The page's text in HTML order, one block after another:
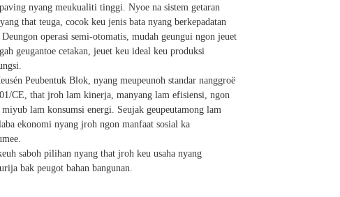
nyang meukualiti tinggi. Nyoe na sistem getaran
that teuga, cocok keu jenis bata nyang berkepadatan
operasi semi-otomatis, mudah geungui ngon jeuet
geugantoe cetakan, jeuet keu ideal keu produksi
Peubentuk Blok, nyang meupeunoh standar nanggroë
CE, that jroh lam kinerja, manyang lam efisiensi, ngon
miyub lam konsumsi energi. Seujak geupeutamong lam
ekonomi nyang jroh ngon manfaat sosial ka
saboh pilihan nyang that jroh keu usaha nyang
bak peugot bahan bangunan.